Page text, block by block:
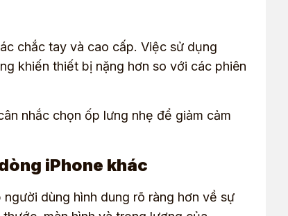
chắc tay và cao cấp. Việc sử dụng
khiến thiết bị nặng hơn so với các phiên
nhắc chọn ốp lưng nhẹ để giảm cảm
iPhone khác
dùng hình dung rõ ràng hơn về sự